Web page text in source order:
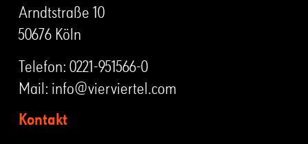
Arndtstraße 10
50676 Köln
Telefon:0221-951566-0
Mail: info@vierviertel.com
Kontakt